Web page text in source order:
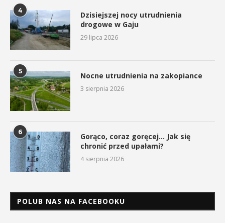
4
Dzisiejszej nocy utrudnienia
drogowe w Gaju
29 lipca 2026
5 Nocne utrudnienia na zakopiance
3 sierpnia 2026
6
Gorąco, coraz goręcej… Jak się
chronić przed upałami?
4 sierpnia 2026
POLUB NAS NA FACEBOOKU